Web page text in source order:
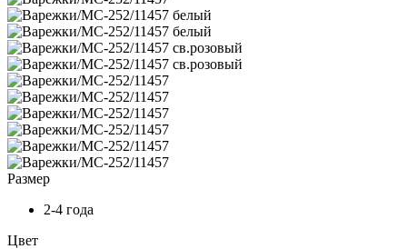
Размер
2-4 года
Цвет